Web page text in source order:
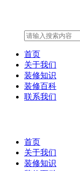
首页
关于我们
装修知识
装修百科
联系我们
首页
关于我们
装修知识